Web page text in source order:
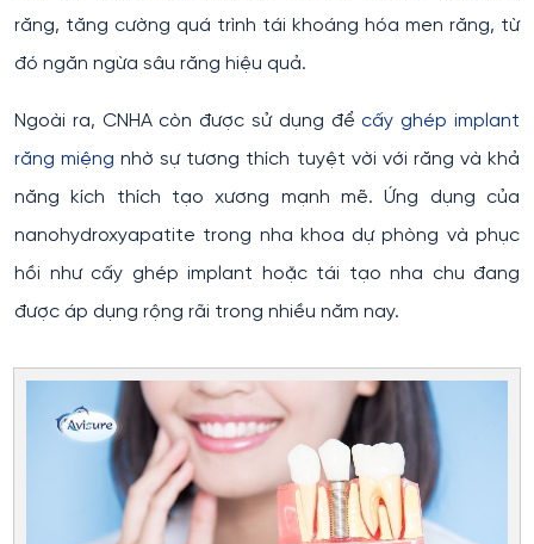
răng, tăng cường quá trình tái khoáng hóa men răng, từ
đó ngăn ngừa sâu răng hiệu quả.
Ngoài ra, CNHA còn được sử dụng để cấy ghép implant
răng miệng nhờ sự tương thích tuyệt vời với răng và khả
năng kích thích tạo xương mạnh mẽ. Ứng dụng của
nanohydroxyapatite trong nha khoa dự phòng và phục
hồi như cấy ghép implant hoặc tái tạo nha chu đang
được áp dụng rộng rãi trong nhiều năm nay.